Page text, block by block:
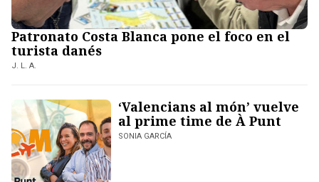
Patronato Costa Blanca pone el foco en el
turista danés
J. L. A.
‘Valencians al món’ vuelve
al prime time de À Punt
SONIA GARCÍA